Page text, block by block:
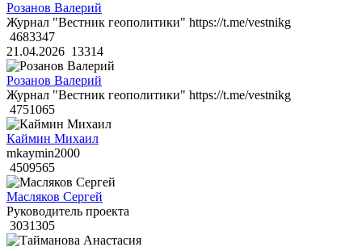
Розанов Валерий
Журнал "Вестник геополитики" https://t.me/vestnikg
4683347
21.04.2026 13314
Розанов Валерий
Журнал "Вестник геополитики" https://t.me/vestnikg
4751065
Каймин Михаил
mkaymin2000
4509565
Масляков Сергей
Руководитель проекта
3031305